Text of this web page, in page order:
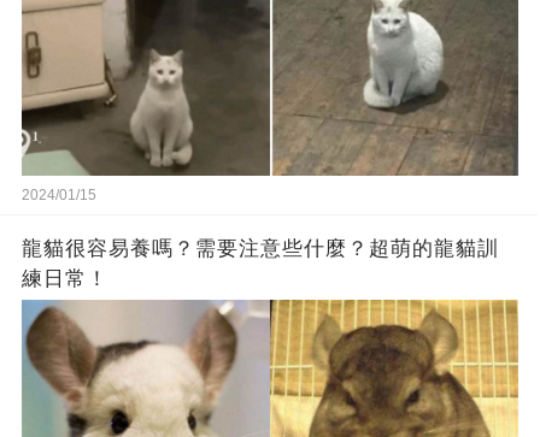
2024/01/15
龍貓很容易養嗎？需要注意些什麼？超萌的龍貓訓
練日常！